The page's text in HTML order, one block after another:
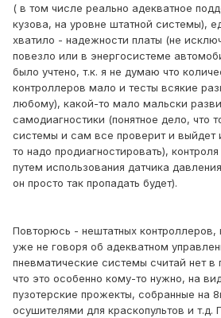
( в том числе реально адекватное
кузова, на уровне штатной системы),
хватило - надежности платы (не
повезло или в энергосистеме
было учтено, т.к. я не думаю что
контроллеров мало и тесты всякие
любому), какой-то мало мальски
самодиагностики (понятное дело, что
системы и сам все проверит и выйдет
то надо продиагностировать),
путем использования датчика
он просто так пропадать будет).
Повторюсь - нештатных контроллеров,
уже не говоря об адекватном
пневматические системы считай нет
что это особенно кому-то нужно, на
пузотерские прожекты, собранные на
осушителями для краскопультов и т.д.